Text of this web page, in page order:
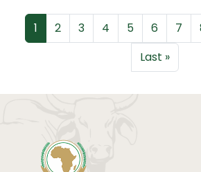
Pagination
Page
1 Page
2 Page
3 Page
4 Page
5 Page
6 7
Last page
Last »